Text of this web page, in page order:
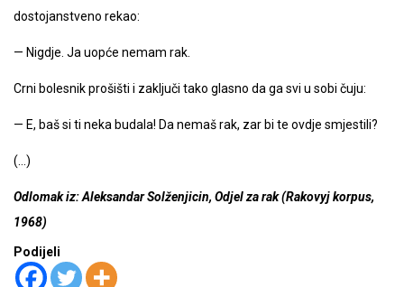
dostojanstveno rekao:
— Nigdje. Ja uopće nemam rak.
Crni bolesnik prošišti i zaključi tako glasno da ga svi u sobi čuju:
— E, baš si ti neka budala! Da nemaš rak, zar bi te ovdje smjestili?
(…)
Odlomak iz: Aleksandar Solženjicin, Odjel za rak (Rakovyj korpus,
1968)
Podijeli